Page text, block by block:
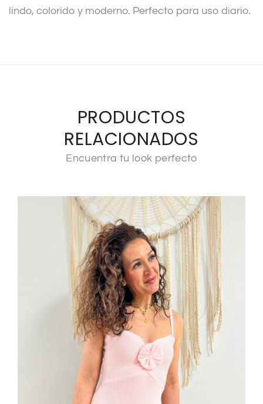
lindo, colorido y moderno. Perfecto para uso diario.
PRODUCTOS
RELACIONADOS
Encuentra tu look perfecto